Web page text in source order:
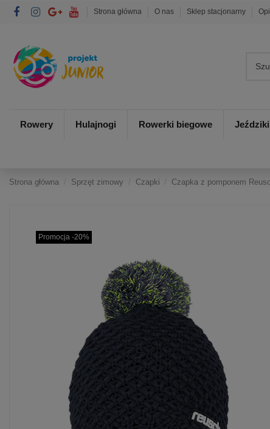
Strona główna O nas Sklep stacjonarny
Rowery Hulajnogi Rowerki biegowe Jeździki
Strona główna Sprzęt zimowy Czapki Czapka z pomponem
Promocja -20%